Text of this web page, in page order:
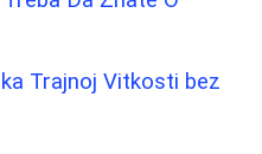
Trajnoj Vitkosti bez